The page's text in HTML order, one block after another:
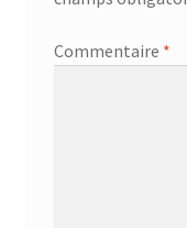
Commentaire *